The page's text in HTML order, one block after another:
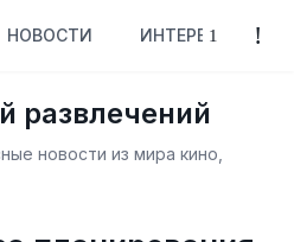
НОВОСТИ ИНТЕРЕСНОЕ
развлечений
новости из мира кино,